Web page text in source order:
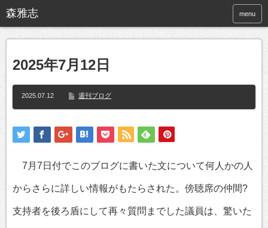
menu
2025年7月12日
2025.07.12 週刊ブログ
7月7日付でこのブログに書いた文について何人かの人
からさらに詳しい情報がもたらされた。傍聴席の仲間?
支持者を後ろ盾にして再々質問までした議員は、驚いた